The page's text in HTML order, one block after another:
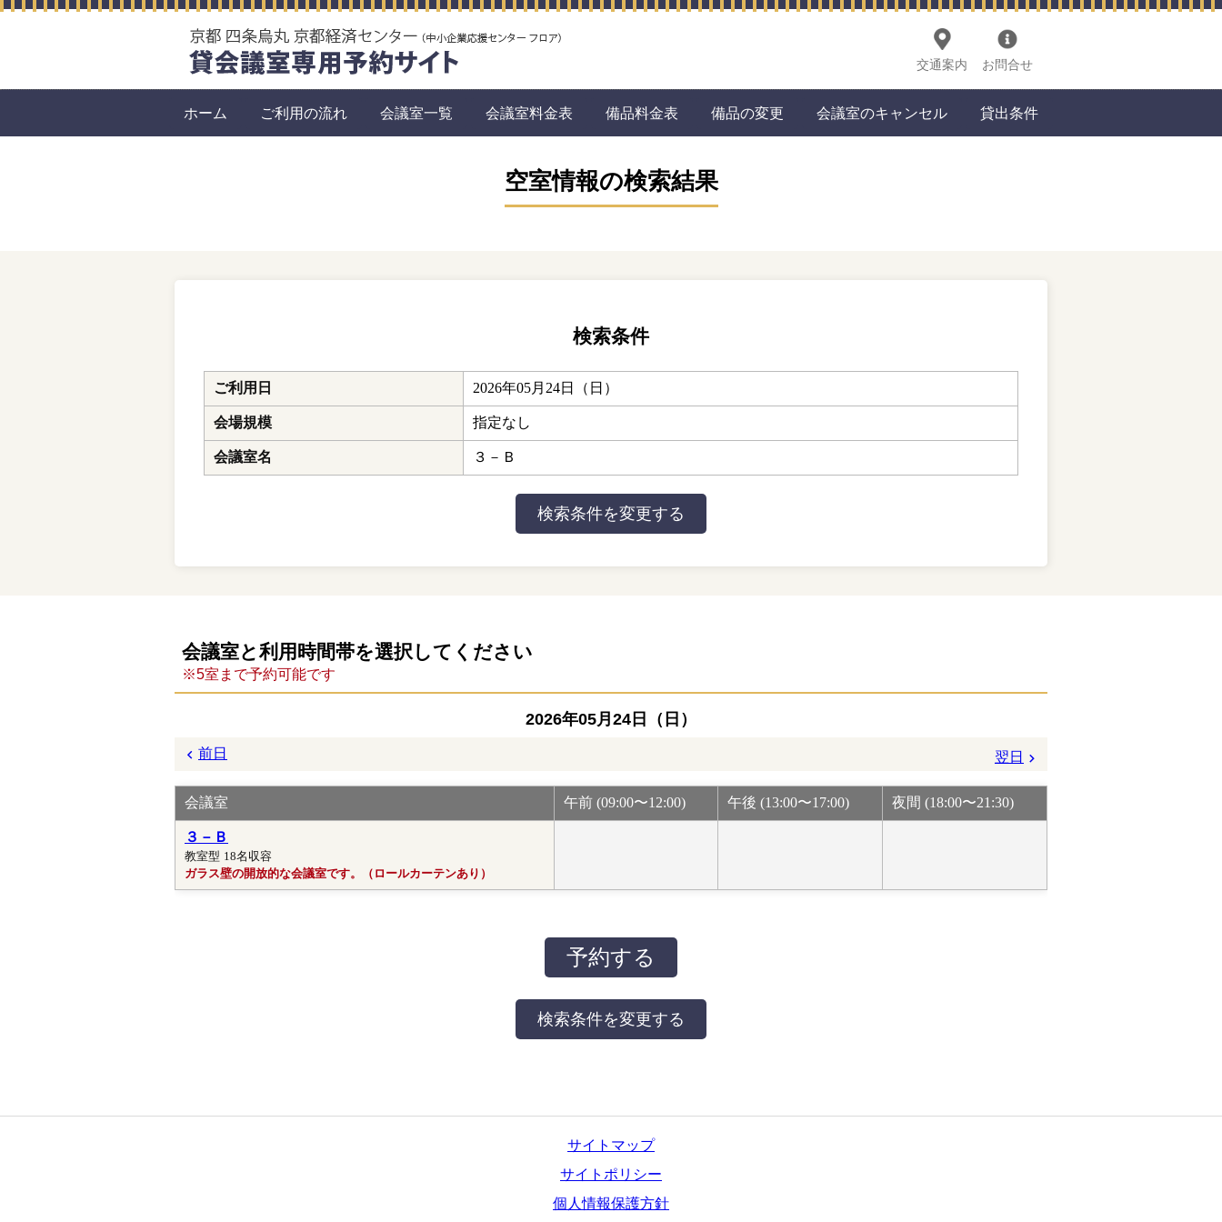
交通案内 お問合せ
ホーム ご利用の流れ 会議室一覧 会議室料金表 備品料金表 備品の変更 会議室のキャンセル 貸出条件
空室情報の検索結果
検索条件
ご利用日 2026年05月24日（日）
会場規模 指定なし
会議室名 ３－Ｂ
会議室と利用時間帯を選択してください
※5室まで予約可能です
2026年05月24日（日）
前日 翌日
会議室 午前 (09:00〜12:00) 午後 (13:00〜17:00) 夜間 (18:00〜21:30)
３－Ｂ
教室型 18名収容
ガラス壁の開放的な会議室です。（ロールカーテンあり）
サイトマップ
サイトポリシー
個人情報保護方針